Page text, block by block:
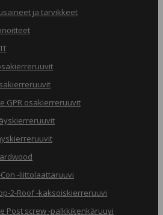
ja tarvikkeet
GPR osakierreruuvit
Con -liittolaattaruuvi
2-Roof -kaksoiskierreruuvi
Post screw -palkkikenkäruuvi